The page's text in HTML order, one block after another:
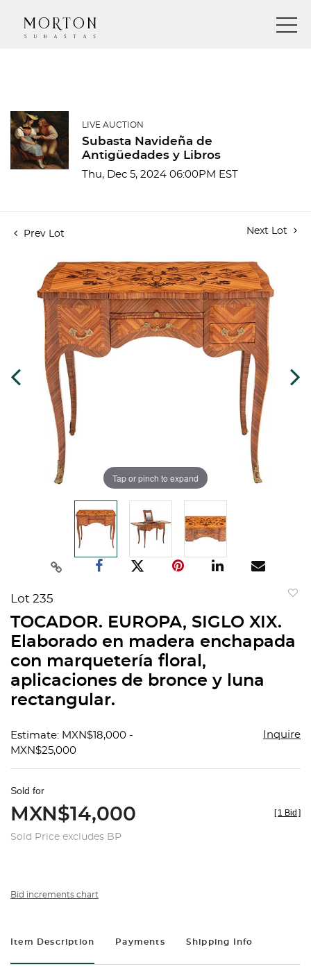
LIVE AUCTION
Subasta Navideña de
Antigüedades y Libros
Thu, Dec 5, 2024 06:00PM EST
Prev Lot Next Lot
Tap or pinch to expand
Lot 235
TOCADOR. EUROPA, SIGLO XIX.
Elaborado en madera enchapada
con marquetería floral,
aplicaciones de bronce y luna
rectangular.
Estimate: MXN$18,000 -
MXN$25,000
Inquire
Sold for
MXN$14,000
Sold Price excludes BP
[ 1 Bid ]
Bid increments chart
Item Description Payments Shipping Info